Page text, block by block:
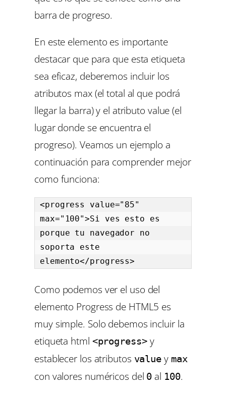
barra de progreso.
En este elemento es importante
destacar que para que esta etiqueta
sea eficaz, deberemos incluir los
atributos max (el total al que podrá
llegar la barra) y el atributo value (el
lugar donde se encuentra el
progreso). Veamos un ejemplo a
continuación para comprender mejor
como funciona:
<progress value="85"
max="100">Si ves esto es
porque tu navegador no
soporta este
elemento</progress>
Como podemos ver el uso del
elemento Progress de HTML5 es
muy simple. Solo debemos incluir la
etiqueta html <progress>y
establecer los atributos value y max
con valores numéricos del 0 al 100.